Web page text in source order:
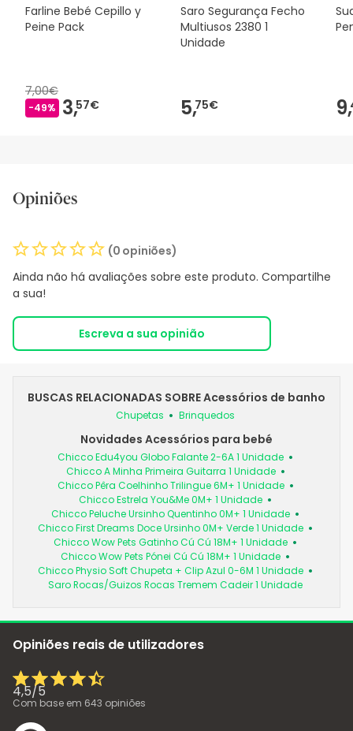
Farline Bebé Cepillo y
Peine Pack
7,00€
-49% 3,57€
Saro Segurança Fecho
Multiusos 2380 1
Unidade
5,75€ 9,
Opiniões
(0 opiniões)
Ainda não há avaliações sobre este produto. Compartilhe
a sua!
Escreva a sua opinião
BUSCAS RELACIONADAS SOBRE Acessórios de banho
Chupetas Brinquedos
Novidades Acessórios para bebé
Chicco Edu4you Globo Falante 2-6A 1 Unidade
Chicco A Minha Primeira Guitarra 1 Unidade
Chicco Pêra Coelhinho Trilingue 6M+ 1 Unidade
Chicco Estrela You&Me 0M+ 1 Unidade
Chicco Peluche Ursinho Quentinho 0M+ 1 Unidade
Chicco First Dreams Doce Ursinho 0M+ Verde 1 Unidade
Chicco Wow Pets Gatinho Cú Cú 18M+ 1 Unidade
Chicco Wow Pets Pónei Cú Cú 18M+ 1 Unidade
Chicco Physio Soft Chupeta + Clip Azul 0-6M 1 Unidade
Saro Rocas/Guizos Rocas Tremem Cadeir 1 Unidade
Opiniões reais de utilizadores
4,5/5
Com base em 643 opiniões